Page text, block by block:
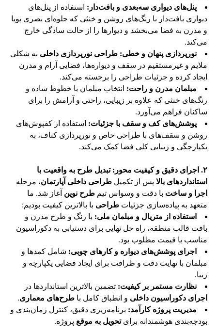
پنل‌های دیواری سه‌بعدی و بافت‌دار: استفاده از پنل‌های
دیواری بافت‌دار با رنگ‌های روشن و خنثی که جلوه‌ای بصری پویا
و مدرن به فضا می‌بخشد و دیوارها را از حالت سادگی خارج
می‌کند.
نورپردازی پنهان و خطی: طراحی نورپردازی داخلی به شکلی
ملایم و غیرمستقیم در سقف و دیواره‌ها، فضایی آرام و مدرن
ایجاد کرده و جزئیات طراحی را برجسته می‌کند.
مبلمان مدرن و راحت: انتخاب مبلمان با خطوط ساده و
رنگ‌های خنثی که علاوه بر زیبایی، راحتی و آرامش را برای
ساکنان فراهم می‌آورد.
پوشش‌های کف و سقف با جزئیات: استفاده از کفپوش‌های
روشن و سقف‌های با طراحی خاص و نورپردازی کناف، به
یکپارچگی و زیبایی کلی فضا کمک می‌کند.
۲. اجرای دقیق و کیفیت محور: تبدیل طرح به واقعیت با
استانداردهای بالا پس از تکمیل طراحی داخلی آپارتمان، مرحله
اجرا و ساخت با دقت و وسواس تیم طرح نوین آغاز شد. ما
متعهد به پیاده‌سازی جزئیات طراحی با بالاترین کیفیت بودیم:
استفاده از متریال و مبلمان ملی: با رنگ و طرح مدرن و
بافت قالب منطقه، راه حل نهایی برای دستیابی به دکوراسیون
مناسب با قیمت مطلوب بود.
اجرای پوشش‌های دیواره و کارهای چوبی: شامل کمدها و
مبلمان با نهایت دقت و ظرافت برای ایجاد فضایی یکپارچه و
زیبا.
نظارت مستمر بر کیفیت: تضمین بالاترین استانداردها در
اجرای دکوراسیون داخلی و انطباق کامل با طرح‌های معماری.
مدیریت پروژه کارآمد: برنامه‌ریزی دقیق، کنترل زمان‌بندی و
بودجه‌بندی هوشمندانه برایتحویل به موقع پروژه.